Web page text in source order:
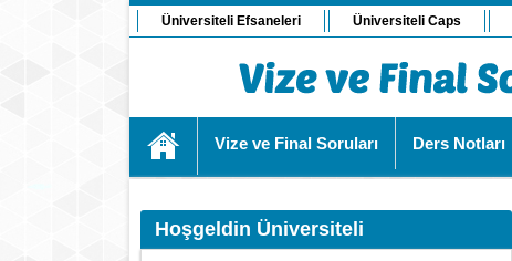
Üniversiteli Efsaneleri Üniversiteli Caps
Vize ve Final Soruları Ders Notları
Hoşgeldin Üniversiteli